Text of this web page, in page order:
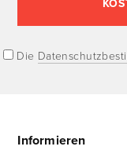
Die
Informieren